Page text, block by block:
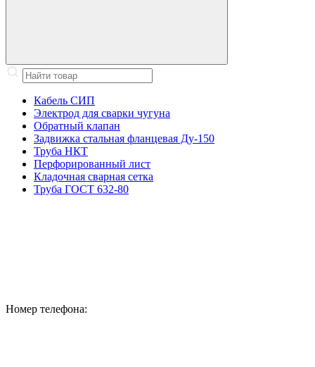
Кабель СИП
Электрод для сварки чугуна
Обратный клапан
Задвижка стальная фланцевая Ду-150
Труба НКТ
Перфорированный лист
Кладочная сварная сетка
Труба ГОСТ 632-80
Номер телефона: